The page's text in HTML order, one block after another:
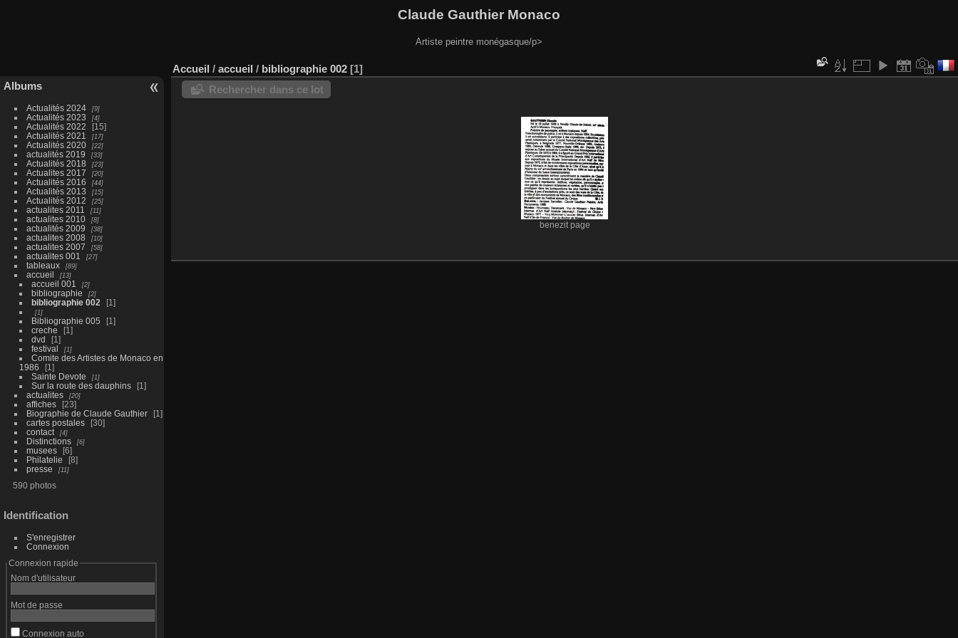
Claude Gauthier Monaco
Artiste peintre monégasque/p>
Albums
Actualités 2024 9
Actualités 2023 4
Actualités 2022
15
Actualités 2021
17
Actualités 2020 22
actualités 2019 33
Actualités 2018 23
Actualites 2017 20
Actualités 2016 44
Actualités 2013 15
Actualités 2012 25
actualites 2011 11
actualites 2010 8
actualités 2009 38
actualites 2008 10
actualites 2007 58
actualites 001 27
tableaux 89
accueil 13
accueil 001 2
bibliographie 2
bibliographie 002 1
1
Bibliographie 005
1
creche
1
dvd
1
festival
1
Comite des Artistes de Monaco en
1986
1
Sainte Devote
1
Sur la route des dauphins
1
actualites
20
affiches
23
Biographie de Claude Gauthier
1
cartes postales
30
contact
4
Distinctions 6
musees
6
Philatelie
8
presse
11
590 photos
Identification
S'enregistrer
Connexion
Connexion rapide
Nom d'utilisateur
Mot de passe
Connexion auto
Accueil / accueil / bibliographie 002 1
Rechercher dans ce lot
benezit page